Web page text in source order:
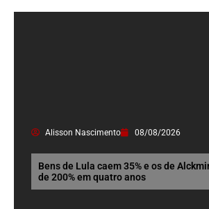
Alisson Nascimento 08/08/2026
Bens de Lula caem 35% e os de
de 200% em quatro anos